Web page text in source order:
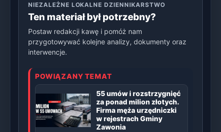
NIEZALEŻNE LOKALNE DZIENNIKARSTWO
Ten materiał był potrzebny?
Postaw redakcji kawę i pomóż nam
przygotowywać kolejne analizy, dokumenty oraz
interwencje.
POWIĄZANY TEMAT
55 umów i rozstrzygnięć
za ponad milion złotych.
Firma męża urzędniczki
w rejestrach Gminy
Zawonia